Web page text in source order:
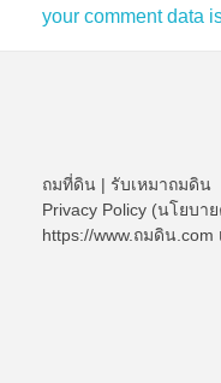
your comment data
ถมที่ดิน | รับเหมาถมดิน
Privacy Policy (นโยบา
https://www.ถมดิน.com